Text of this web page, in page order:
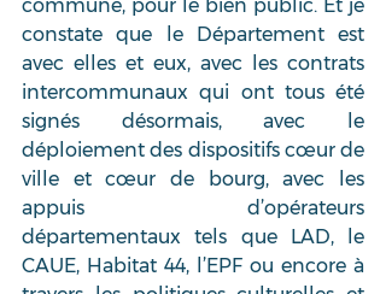
commune, pour le bien public. Et je
constate que le Département est
avec elles et eux, avec les contrats
intercommunaux qui ont tous été
signés désormais, avec le
déploiement des dispositifs cœur de
ville et cœur de bourg, avec les
appuis d’opérateurs
départementaux tels que LAD, le
CAUE, Habitat 44, l’EPF ou encore à